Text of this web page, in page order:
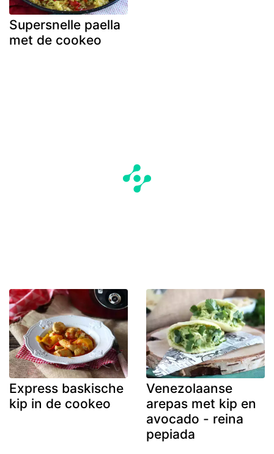
Supersnelle paella
met de cookeo
Express baskische
kip in de cookeo
Venezolaanse
arepas met kip en
avocado - reina
pepiada